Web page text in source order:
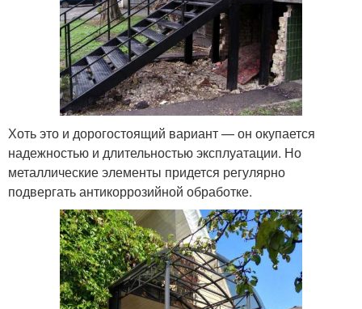
Хоть это и дорогостоящий вариант — он окупается
надежностью и длительностью эксплуатации. Но
металлические элементы придется регулярно
подвергать антикоррозийной обработке.